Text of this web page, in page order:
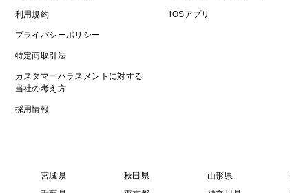
利用規約
プライバシーポリシー
特定商取引法
カスタマーハラスメントに対する
当社の考え方
採用情報
iOSアプリ
宮城県 秋田県 山形県